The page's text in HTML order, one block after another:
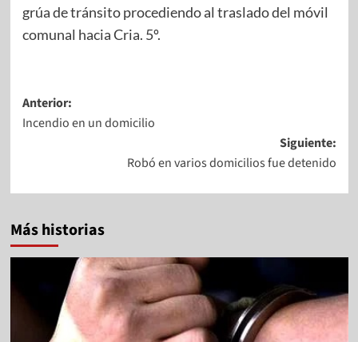
grúa de tránsito procediendo al traslado del móvil
comunal hacia Cria. 5º.
Anterior:
Incendio en un domicilio
Siguiente:
Robó en varios domicilios fue detenido
Más historias